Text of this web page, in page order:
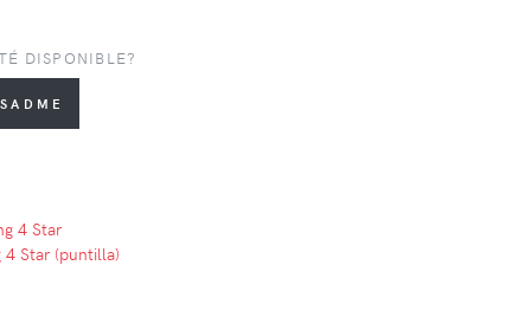
DISPONIBLE?
4 Star
4 Star (puntilla)